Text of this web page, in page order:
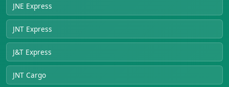
JNE Express
JNT Express
J&T Express
JNT Cargo